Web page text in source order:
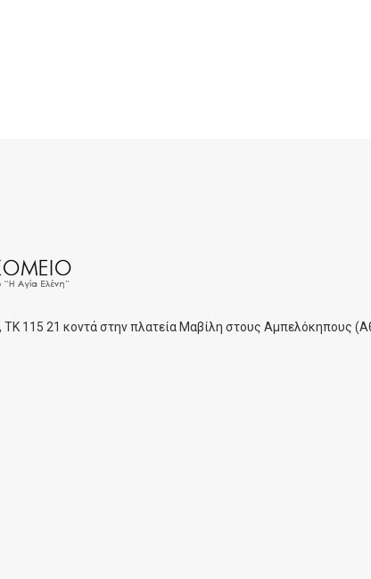
ΤΚ 115 21 κοντά στην πλατεία Μαβίλη στους Αμπελόκηπους